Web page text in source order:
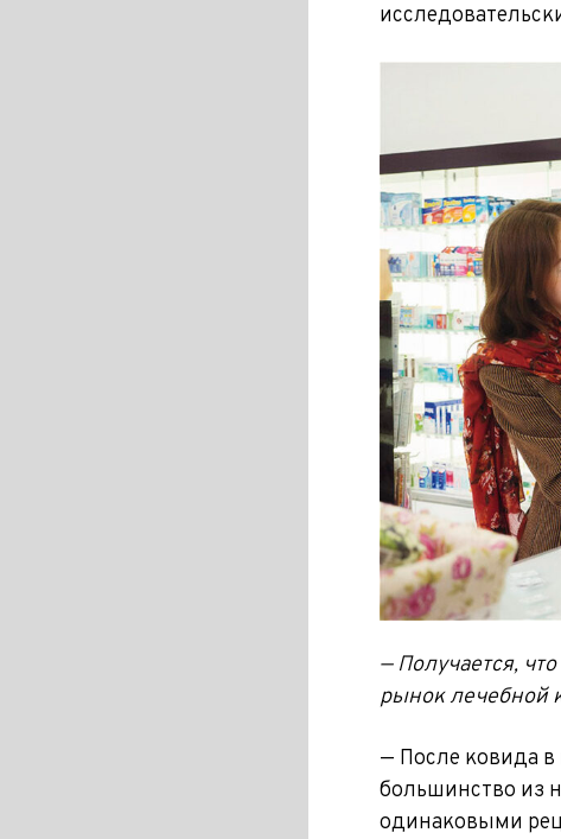
— Получается,
рынок лечебной
— После ковида
большинство из
одинаковыми